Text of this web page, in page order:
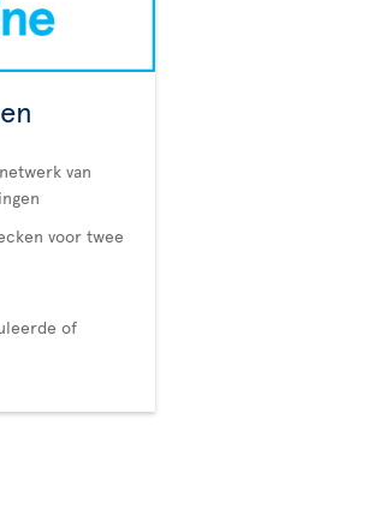
van
voor twee
of